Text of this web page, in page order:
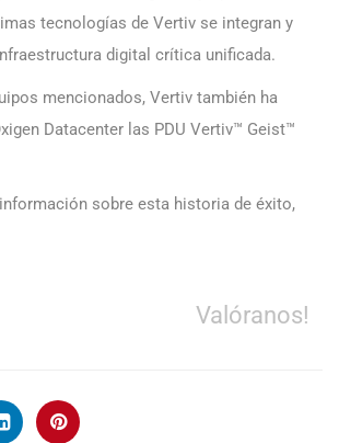
tecnologías de Vertiv se integran y
digital crítica unificada.
mencionados, Vertiv también ha
Datacenter las PDU Vertiv™ Geist™
sobre esta historia de éxito,
Valóranos!